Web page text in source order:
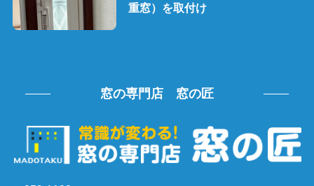
重窓）を取付け
窓の専門店 窓の匠